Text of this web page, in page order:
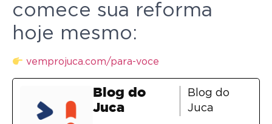
comece sua reforma
hoje mesmo:
vemprojuca.com/para-voce
Blog do
Juca
Blog do
Juca